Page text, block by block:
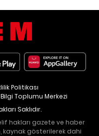
Bilgi Toplumu Merkezi
Politikası
Saklıdır.
hakları gazete ve haber
kaynak gösterilerek dahi